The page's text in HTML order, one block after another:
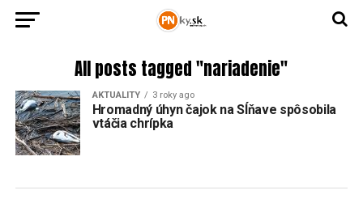
All posts tagged "nariadenie"
AKTUALITY 3 roky ago
Hromadný úhyn čajok na Sĺňave spôsobila
vtáčia chrípka